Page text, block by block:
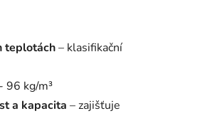
teplotách– klasifikační
96 kg/m³
a kapacita – zajišťuje